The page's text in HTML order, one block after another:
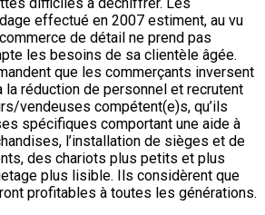
difficiles à déchiffrer. Les
effectué en 2007 estiment, au vu
de détail ne prend pas
les besoins de sa clientèle âgée.
que les commerçants inversent
la réduction de personnel et recrutent
vendeuses compétent(e)s, qu’ils
spécifiques comportant une aide à
l’installation de sièges et de
des chariots plus petits et plus
plus lisible. Ils considèrent que
profitables à toutes les générations.